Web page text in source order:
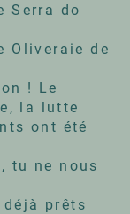
Serra do
Oliveraie de
! Le
la lutte
ont été
tu ne nous
déjà prêts